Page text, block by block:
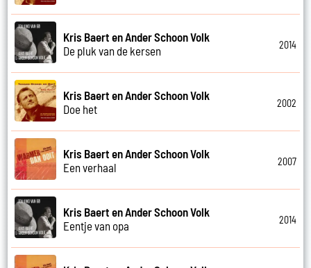
Kris Baert en Ander Schoon Volk
De pluk van de kersen
2014
Kris Baert en Ander Schoon Volk
Doe het
2002
Kris Baert en Ander Schoon Volk
Een verhaal
2007
Kris Baert en Ander Schoon Volk
Eentje van opa
2014